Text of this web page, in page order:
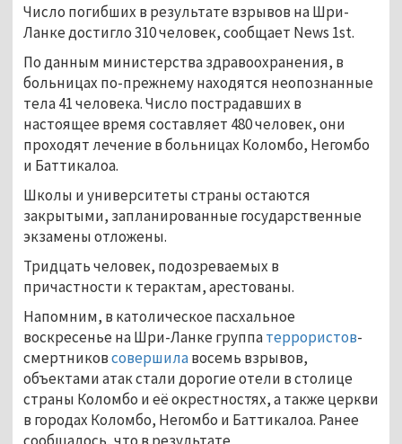
Число погибших в результате взрывов на Шри-
Ланке достигло 310 человек, сообщает News 1st.
По данным министерства здравоохранения, в
больницах по-прежнему находятся неопознанные
тела 41 человека. Число пострадавших в
настоящее время составляет 480 человек, они
проходят лечение в больницах Коломбо, Негомбо
и Баттикалоа.
Школы и университеты страны остаются
закрытыми, запланированные государственные
экзамены отложены.
Тридцать человек, подозреваемых в
причастности к терактам, арестованы.
Напомним, в католическое пасхальное
воскресенье на Шри-Ланке группатеррористов-
смертниковсовершилавосемь взрывов,
объектами атак стали дорогие отели в столице
страны Коломбо и её окрестностях, а также церкви
в городах Коломбо, Негомбо и Баттикалоа. Ранее